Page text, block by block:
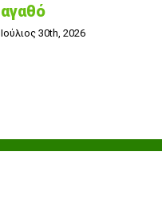
αγαθό
Ιούλιος 30th, 2026